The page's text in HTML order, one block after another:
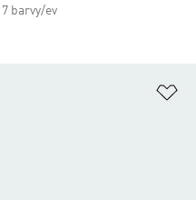
7 barvy/ev